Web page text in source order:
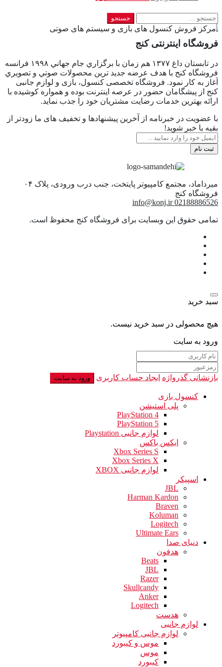
جستجو
برای:
فروشگاه اینترنتی کنج
در تابستان داغ ١٣٧٧ هم زمان با برگزاري جام جهاني ١٩٩٨ فرانسه
فروشگاه كنج با هدف عرضه جديد ترين محصولات صوتي و تصويري
آغاز به كار نمود. فروشگاه تخصصی کنسول، بازی و لوازم جانبی
کنج از پیشگامان حضور در عرصه اینترنت بوده و همواره کوشیده با
ارائه بهترین خدمات رضایت مشتریان خود را جذب نماید.
با عضویت در خبرنامه از آخرین پیشنهادها و تخفیف های ما زودتر از
بقیه با خبر شوید!
ثبت نام
میرداماد، مجتمع کامپیوتر پایتخت، جنب درب ورودی، پلاک ۰۴
02188886526
info@konj.ir
تمامی حقوق این وبسایت برای فروشگاه کنج محفوظ است.
سبد خرید
هیچ محصولی در سبد خرید نیست.
ورود به سایت
بازنشانی گذرواژه ایجاد حساب کاربری ورود به سایت
کنسول بازی
پلی استیشن
PlayStation 4
PlayStation 5
لوازم جانبی Playstation
ایکس باکس
Xbox Series S
Xbox Series X
لوازم جانبی XBOX
اسپیکر
JBL
Harman Kardon
Braven
Koluman
Logitech
Ultimate Ears
دنیای صدا
هدفون
Beats
JBL
Razer
Skullcandy
Anker
Logitech
هدست
لوازم جانبی
لوازم جانبی کامپیوتر
موس و کیبورد
موس
کیبورد